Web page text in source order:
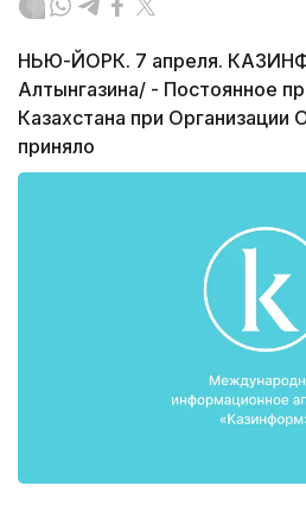
НЬЮ-ЙОРК. 7 апреля.
Алтынгазина/ - Постоянное
Казахстана при
приняло